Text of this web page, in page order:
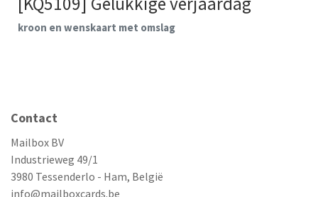
kroon en wenskaart met omslag
Contact
Mailbox BV
Industrieweg 49/1
3980 Tessenderlo - Ham, België
info@mailboxcards.be